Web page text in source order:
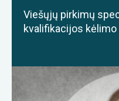
Viešųjų pirkimų
kvalifikacijos kėlimo